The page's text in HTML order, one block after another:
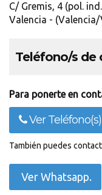
C/ Gremis, 4 (pol.
Valencia - (Valencia/
Teléfono/s de
Para ponerte en
Ver Teléfono(s)
También puedes
Ver Whatsapp.